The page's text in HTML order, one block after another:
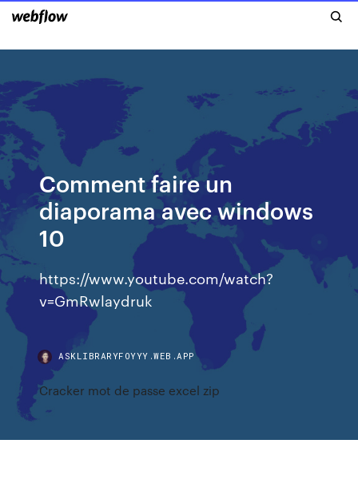
Comment faire un
diaporama avec windows
10
https://www.youtube.com/watch?
v=GmRwlaydruk
ASKLIBRARYFOYYY.WEB.APP
Cracker mot de passe excel zip